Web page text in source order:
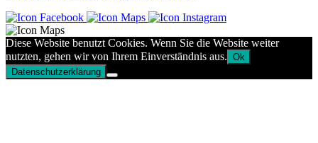
Diese Website benutzt Cookies. Wenn Sie die Website weiter
nutzten, gehen wir von Ihrem Einverständnis aus. Ok
Datenschutzerklärung